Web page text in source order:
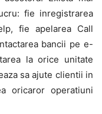
fie inregistrarea
fie apelarea Call
bancii pe e-
la orice unitate
sa ajute clientii in
oricaror operatiuni